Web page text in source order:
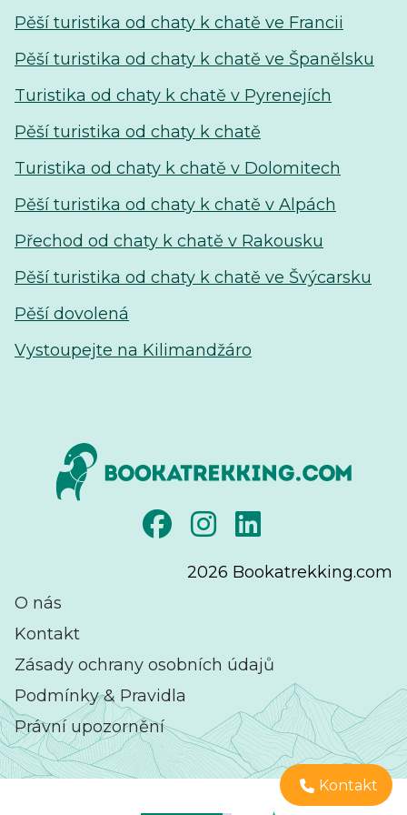
Pěší turistika od chaty k chatě ve Francii
Pěší turistika od chaty k chatě ve Španělsku
Turistika od chaty k chatě v Pyrenejích
Pěší turistika od chaty k chatě
Turistika od chaty k chatě v Dolomitech
Pěší turistika od chaty k chatě v Alpách
Přechod od chaty k chatě v Rakousku
Pěší turistika od chaty k chatě ve Švýcarsku
Pěší dovolená
Vystoupejte na Kilimandžáro
2026 Bookatrekking.com
O nás
Kontakt
Zásady ochrany osobních údajů
Podmínky & Pravidla
Právní upozornění
Kontakt